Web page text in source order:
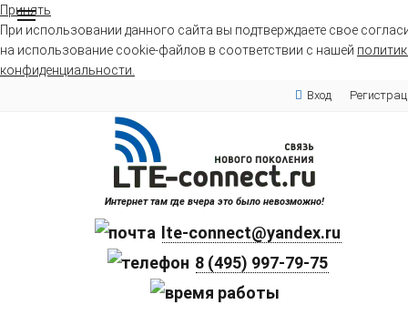
Принять
При использовании данного сайта вы подтверждаете свое
на использование cookie-файлов в соответствии с нашей
конфиденциальности.
Вход
Интернет там где вчера это было невозможно!
lte-connect@yandex.ru
8 (495) 997-79-75